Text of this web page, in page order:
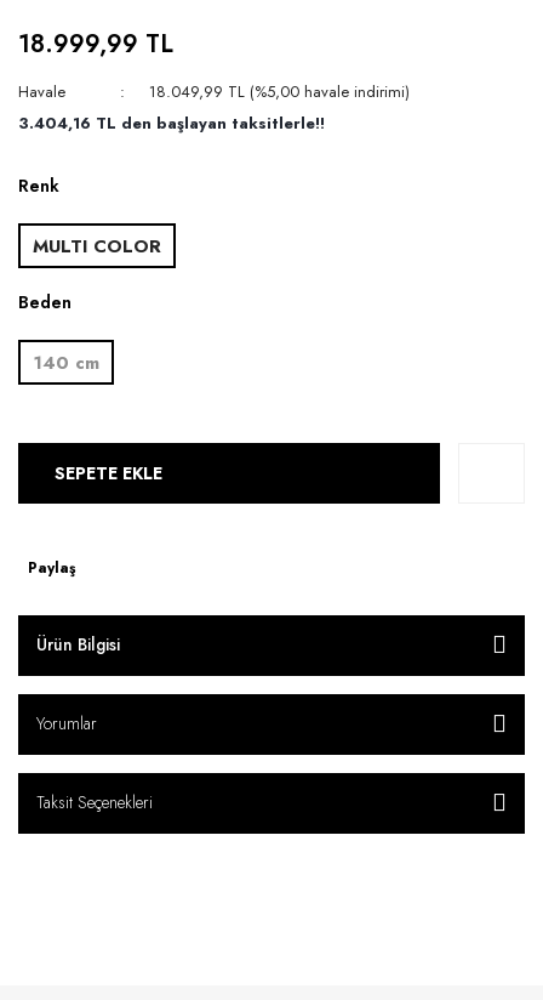
18.999,99 TL
Havale
18.049,99 TL (%5,00 havale indirimi)
3.404,16 TL den başlayan taksitlerle!!
Renk
MULTI COLOR
Beden
140 cm
SEPETE EKLE
Paylaş
Ürün Bilgisi
Yorumlar
Taksit Seçenekleri